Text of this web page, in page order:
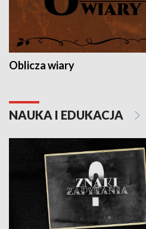
Oblicza wiary
NAUKA I EDUKACJA